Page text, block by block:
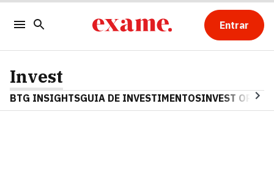
Entrar
Invest
BTG INSIGHTSGUIA DE INVESTIMENTOSINVEST OPINA